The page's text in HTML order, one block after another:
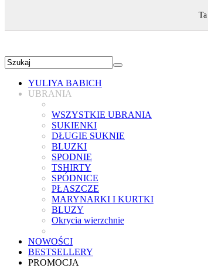
YULIYA BABICH
UBRANIA
WSZYSTKIE UBRANIA
SUKIENKI
DŁUGIE SUKNIE
BLUZKI
SPODNIE
TSHIRTY
SPÓDNICE
PŁASZCZE
MARYNARKI I KURTKI
BLUZY
Okrycia wierzchnie
NOWOŚCI
BESTSELLERY
PROMOCJA